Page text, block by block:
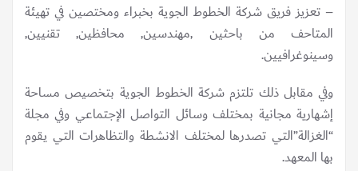
– تعزيز فريق شركة الخطوط الجوية بخبراء ومختصين في تهيئة
المتاحف من باحثين ٫مهندسين, محافظين, تقنيين,
وسينوغرافيين.
وفي مقابل ذلك تلتزم شركة الخطوط الجوية بتخصيص مساحة
إشهارية مجانية بمختلف وسائل التواصل الإجتماعي وفي مجلة
“الغزالة”التي تصدرها لمختلف الانشطة والتظاهرات التي يقوم
بها المعهد.